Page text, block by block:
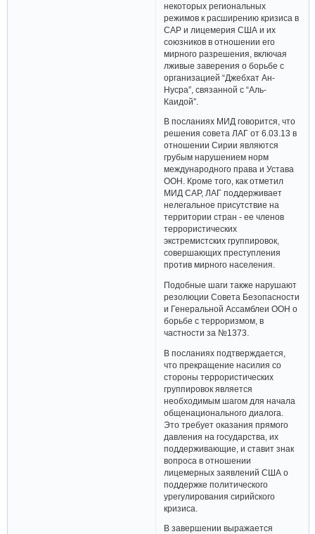
некоторых региональных
режимов к расширению кризиса в
САР и лицемерия США и их
союзников в отношении его
мирного разрешения, включая
лживые заверения о борьбе с
организацией “Джебхат Ан-
Нусра”, связанной с “Аль-
Каидой”.
В посланиях МИД говорится, что
решения совета ЛАГ от 6.03.13 в
отношении Сирии являются
грубым нарушением норм
международного права и Устава
ООН. Кроме того, как отметил
МИД САР, ЛАГ поддерживает
нелегальное присутствие на
территории стран - ее членов
террористических
экстремистских группировок,
совершающих преступления
против мирного населения.
Подобные шаги также нарушают
резолюции Совета Безопасности
и Генеральной Ассамблеи ООН о
борьбе с терроризмом, в
частности за №1373.
В посланиях подтверждается,
что прекращение насилия со
стороны террористических
группировок является
необходимым шагом для начала
общенационального диалога.
Это требует оказания прямого
давления на государства, их
поддерживающие, и ставит знак
вопроса в отношении
лицемерных заявлений США о
поддержке политического
урегулирования сирийского
кризиса.
В завершении выражается